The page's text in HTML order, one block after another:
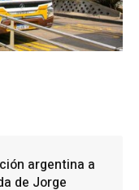
argentina a
de Jorge